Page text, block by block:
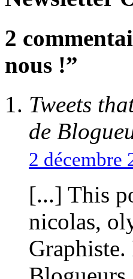
2
nous !”
Tweets
de
2 décembre
[...] This
nicolas,